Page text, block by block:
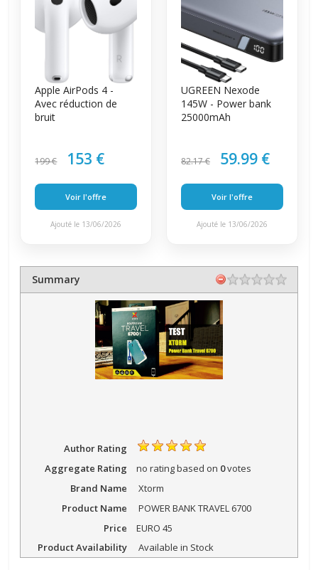
Apple AirPods 4 -
Avec réduction de
bruit
199 € 153 €
Voir l'offre
Ajouté le 13/06/2026
UGREEN Nexode
145W - Power bank
25000mAh
82.17 € 59.99 €
Voir l'offre
Ajouté le 13/06/2026
Summary
Author Rating
Aggregate Rating
no ratingbased on 0votes
Brand Name
Xtorm
Product Name
POWER BANK TRAVEL 6700
Price
EURO 45
Product Availability
Available in Stock